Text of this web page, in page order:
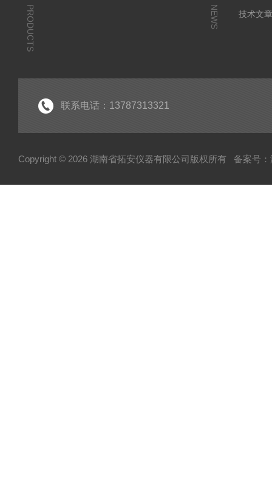
PRODUCTS NEWS
技术文
联系电话：13787313321
Copyright © 2026 湖南省拓安仪器有限公司版权所有 备案号